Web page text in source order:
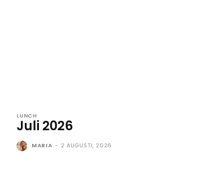
LUNCH
Juli 2026
MARIA - 2 AUGUSTI, 2026